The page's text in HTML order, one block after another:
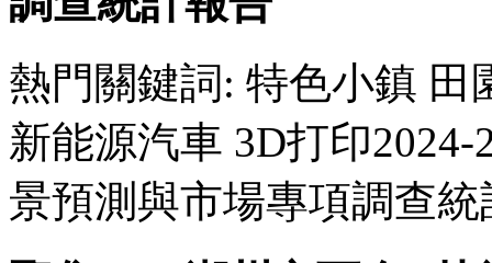
熱門關鍵詞: 特色小鎮 田
新能源汽車 3D打印
景預測與市場專項調查